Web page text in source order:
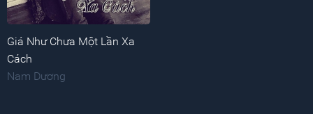
Giá Như Chưa Một Lần Xa
Cách
Nam Dương